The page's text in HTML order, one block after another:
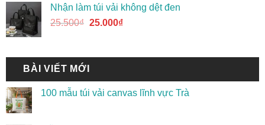
Nhận làm túi vải không dệt đen
25.500₫ 25.000₫
BÀI VIẾT MỚI
100 mẫu túi vải canvas lĩnh vực Trà